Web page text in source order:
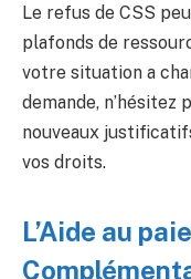
Le refus de CSS
plafonds de
votre situation a
demande, n’hésitez
nouveaux
vos droits.
L’Aide au